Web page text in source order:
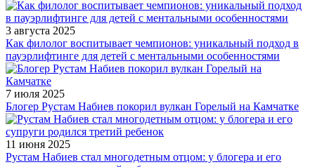
3 августа 2025
Как филолог воспитывает чемпионов: уникальный подход в
пауэрлифтинге для детей с ментальными особенностями
7 июля 2025
Блогер Рустам Набиев покорил вулкан Горелый на Камчатке
11 июня 2025
Рустам Набиев стал многодетным отцом: у блогера и его